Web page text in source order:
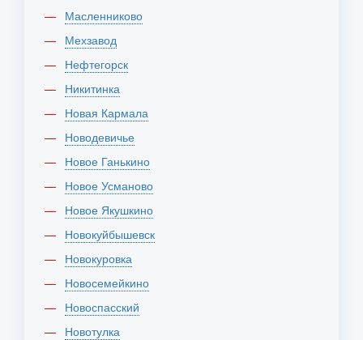
Масленниково
Мехзавод
Нефтегорск
Никитинка
Новая Кармала
Новодевичье
Новое Ганькино
Новое Усманово
Новое Якушкино
Новокуйбышевск
Новокуровка
Новосемейкино
Новоспасский
Новотулка